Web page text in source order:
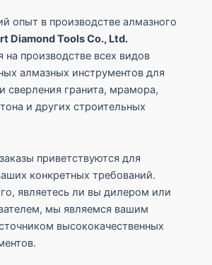
опыт в производстве алмазного
Diamond Tools Co., Ltd.
на производстве всех видов
алмазных инструментов для
сверления гранита, мрамора,
и других строительных
приветствуются для
конкретных требований.
являетесь ли вы дилером или
мы являемся вашим
высококачественных